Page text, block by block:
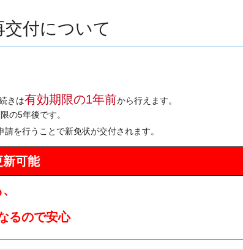
付について
きは有効期限の1年前から行えます。
の5年後です。
を行うことで新免状が交付されます。
新可能
るので安心